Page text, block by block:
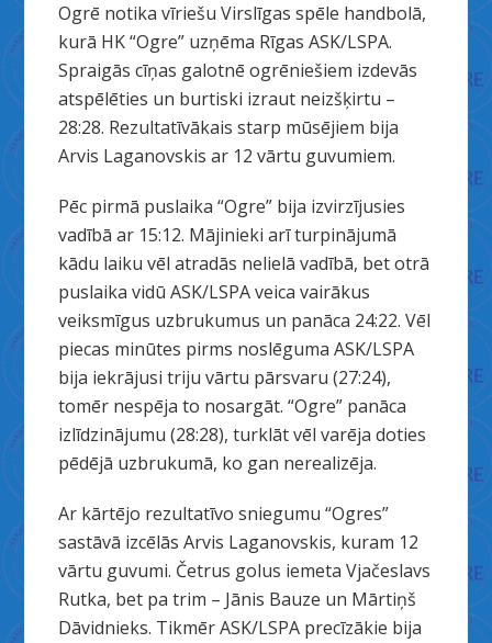
Ogrē notika vīriešu Virslīgas spēle handbolā,
kurā HK “Ogre” uzņēma Rīgas ASK/LSPA.
Spraigās cīņas galotnē ogrēniešiem izdevās
atspēlēties un burtiski izraut neizšķirtu –
28:28. Rezultatīvākais starp mūsējiem bija
Arvis Laganovskis ar 12 vārtu guvumiem.
Pēc pirmā puslaika “Ogre” bija izvirzījusies
vadībā ar 15:12. Mājinieki arī turpinājumā
kādu laiku vēl atradās nelielā vadībā, bet otrā
puslaika vidū ASK/LSPA veica vairākus
veiksmīgus uzbrukumus un panāca 24:22. Vēl
piecas minūtes pirms noslēguma ASK/LSPA
bija iekrājusi triju vārtu pārsvaru (27:24),
tomēr nespēja to nosargāt. “Ogre” panāca
izlīdzinājumu (28:28), turklāt vēl varēja doties
pēdējā uzbrukumā, ko gan nerealizēja.
Ar kārtējo rezultatīvo sniegumu “Ogres”
sastāvā izcēlās Arvis Laganovskis, kuram 12
vārtu guvumi. Četrus golus iemeta Vjačeslavs
Rutka, bet pa trim – Jānis Bauze un Mārtiņš
Dāvidnieks. Tikmēr ASK/LSPA precīzākie bija